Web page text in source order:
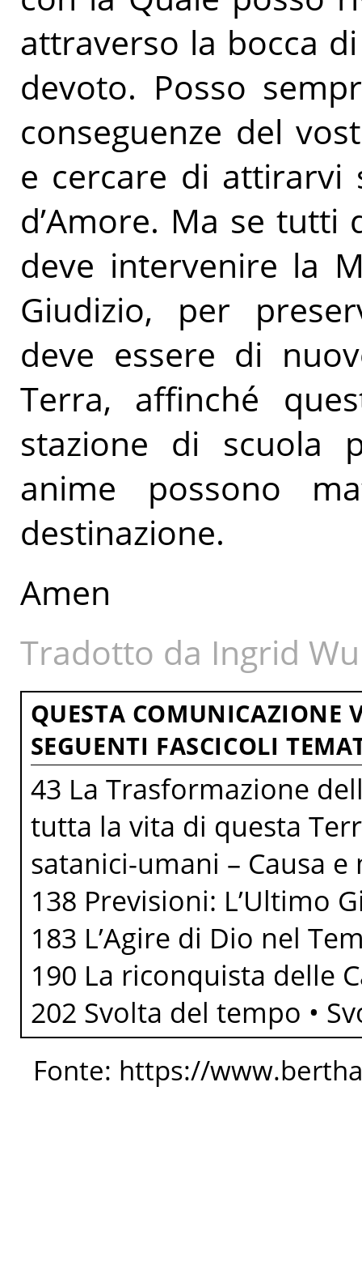
attraverso la bocca
devoto. Posso
conseguenze del
e cercare di attirarvi
d’Amore. Ma se
deve intervenire la
Giudizio, per
deve essere di
Terra, affinché
stazione di scuola
anime possono
destinazione.
Amen
Tradotto da Ingrid
QUESTA COMUNICAZIONE
SEGUENTI FASCICOLI
43 La Trasformazione
tutta la vita di questa
satanici-umani – Causa
138 Previsioni: L’Ultimo
183 L’Agire di Dio nel
190 La riconquista delle
202 Svolta del tempo •
Fonte: https://